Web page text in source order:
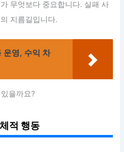
무엇보다 중요합니다. 실패 사
지름길입니다.
운영, 수익 차
있을까요?
적 행동